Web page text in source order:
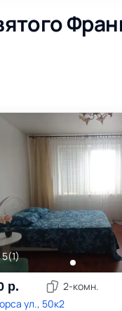
5(1)
р. 2-комн.
ул., 50к2